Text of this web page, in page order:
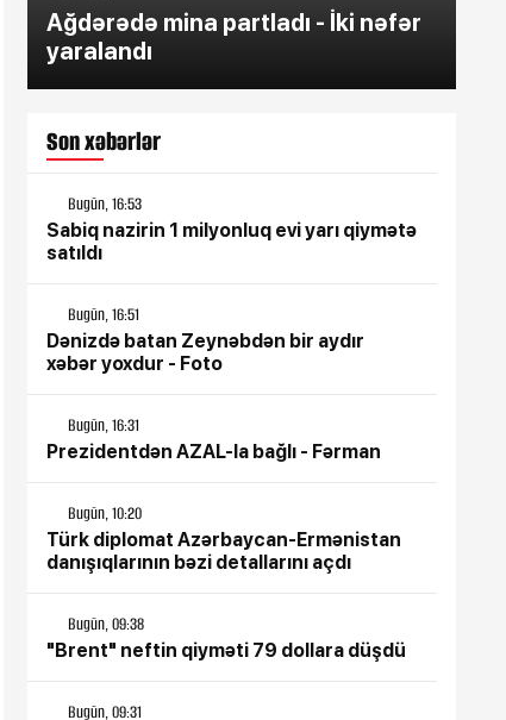
Ağdərədə mina partladı - İki nəfər
yaralandı
Son xəbərlər
Bugün, 16:53
Sabiq nazirin 1 milyonluq evi yarı qiymətə
satıldı
Bugün, 16:51
Dənizdə batan Zeynəbdən bir aydır
xəbər yoxdur - Foto
Bugün, 16:31
Prezidentdən AZAL-la bağlı - Fərman
Bugün, 10:20
Türk diplomat Azərbaycan-Ermənistan
danışıqlarının bəzi detallarını açdı
Bugün, 09:38
"Brent" neftin qiyməti 79 dollara düşdü
Bugün, 09:31